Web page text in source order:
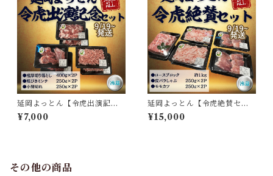
延岡よっとん【令虎出演記念
セット】※冷蔵
¥7,000
延岡よっとん【令虎絶賛セッ
ト】※冷蔵
¥15,000
その他の商品